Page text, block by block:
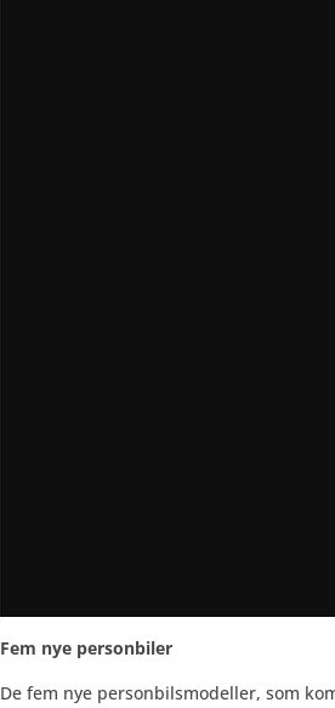
Fem nye personbiler
De fem nye personbilsmodeller, som